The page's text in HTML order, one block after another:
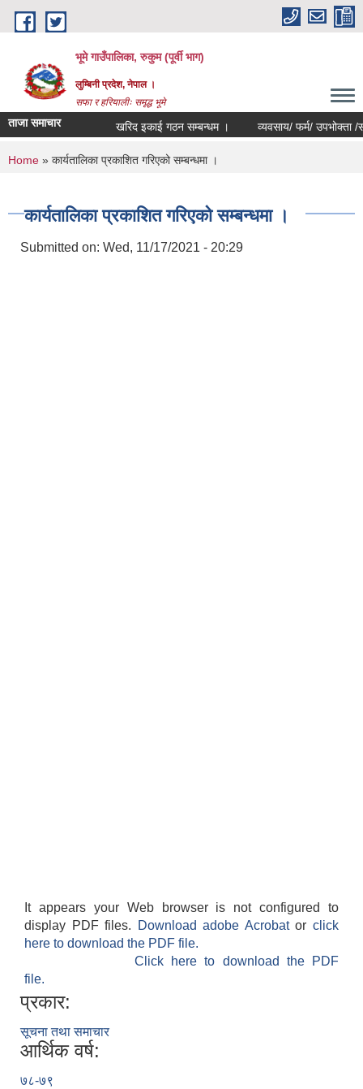
Skip to main content
भूमे गाउँपालिका, रुकुम (पूर्वी भाग)
लुम्बिनी प्रदेश, नेपाल ।
सफा र हरियालीः समृद्ध भूमे
ताजा समाचार खरिद इकाई गठन सम्बन्धम । व्यवसाय/ फर्म/ उपभोक्ता /समिति/
You are here
Home » कार्यतालिका प्रकाशित गरिएको सम्बन्धमा ।
कार्यतालिका प्रकाशित गरिएको सम्बन्धमा ।
Submitted on: Wed, 11/17/2021 - 20:29
It appears your Web browser is not configured to
display PDF files.
Download adobe Acrobatorclick
here to download the PDF file.
Click here to download the PDF
file.
प्रकार:
सूचना तथा समाचार
आर्थिक वर्ष:
७८-७९